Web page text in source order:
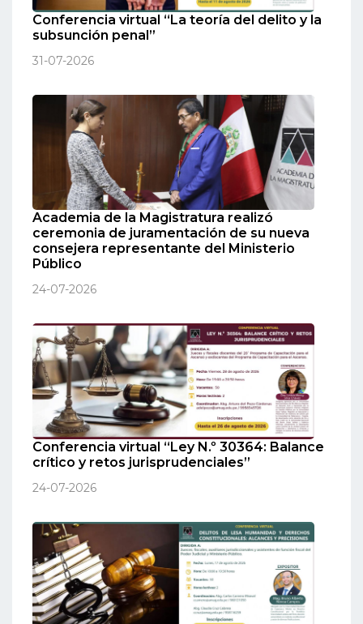
Conferencia virtual “La teoría del delito y la
subsunción penal”
31-07-2026
Academia de la Magistratura realizó
ceremonia de juramentación de su nueva
consejera representante del Ministerio
Público
24-07-2026
Conferencia virtual “Ley N.º 30364: Balance
crítico y retos jurisprudenciales”
24-07-2026